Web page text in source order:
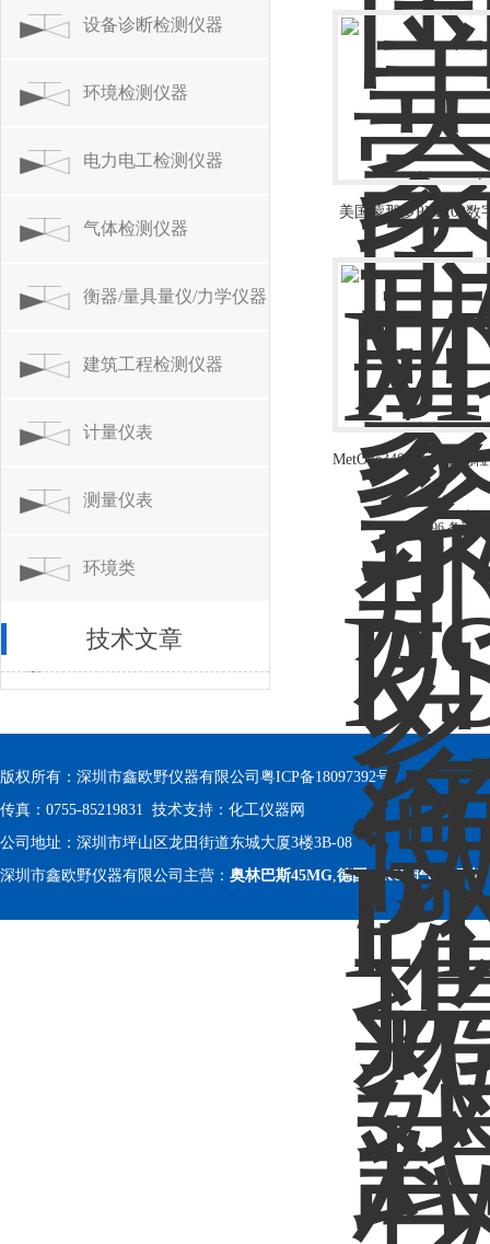
设备诊断检测仪器
环境检测仪器
电力电工检测仪器
气体检测仪器
衡器/量具量仪/力学仪器
建筑工程检测仪器
计量仪表
测量仪表
环境类
技术文章
美国蒙那多PLT200数
携激光转速表
MetOne3400系列激光
器
共 2596 条记
版权所有：深圳市鑫欧野仪器有限公司 粤ICP备18097392号
传真：0755-85219831 技术支持： 化工仪器网
公司地址：深圳市坪山区龙田街道东城大厦3楼3B-08
深圳市鑫欧野仪器有限公司主营： 奥林巴斯45MG,德国MRU烟气分析仪